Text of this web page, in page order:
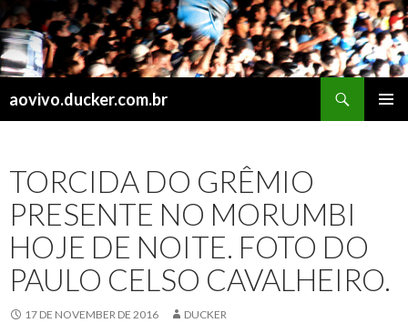
aovivo.ducker.com.br
TORCIDA DO GRÊMIO
PRESENTE NO MORUMBI
HOJE DE NOITE. FOTO DO
PAULO CELSO CAVALHEIRO.
17 DE NOVEMBER DE 2016 DUCKER